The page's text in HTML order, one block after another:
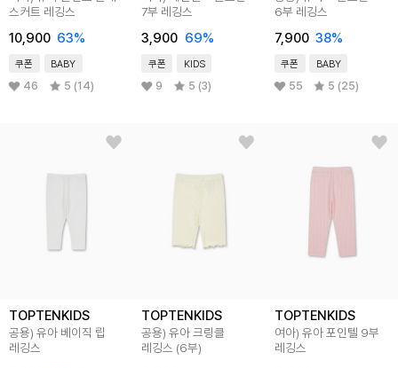
스커트 레깅스
10,900 63%
쿠폰 BABY
46 5 (14)
7부 레깅스
3,900 69%
쿠폰 KIDS
9 5 (3)
6부 레깅스
7,900 38%
쿠폰 BABY
55 5 (25)
TOPTENKIDS
공용) 유아 베이직 립
레깅스
TOPTENKIDS
공용) 유아 크링클
레깅스 (6부)
TOPTENKIDS
여아) 유아 포인텔 9부
레깅스